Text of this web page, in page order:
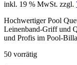
inkl. 19 % MwSt. zzgl.
Hochwertiger Pool
Leinenband-Griff und
und Profis im Pool-
50 vorrätig